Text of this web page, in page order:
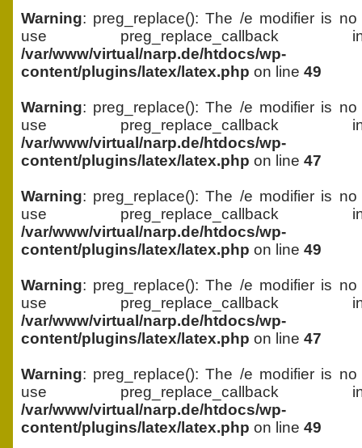
Warning: preg_replace(): The /e modifier is
use
/var/www/virtual/narp.de/htdocs/wp-
content/plugins/latex/latex.php on line 49
Warning: preg_replace(): The /e modifier is
use
/var/www/virtual/narp.de/htdocs/wp-
content/plugins/latex/latex.php on line 47
Warning: preg_replace(): The /e modifier is
use
/var/www/virtual/narp.de/htdocs/wp-
content/plugins/latex/latex.php on line 49
Warning: preg_replace(): The /e modifier is
use
/var/www/virtual/narp.de/htdocs/wp-
content/plugins/latex/latex.php on line 47
Warning: preg_replace(): The /e modifier is
use
/var/www/virtual/narp.de/htdocs/wp-
content/plugins/latex/latex.php on line 49